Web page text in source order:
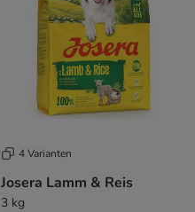
4 Varianten
Josera Lamm & Reis
3 kg